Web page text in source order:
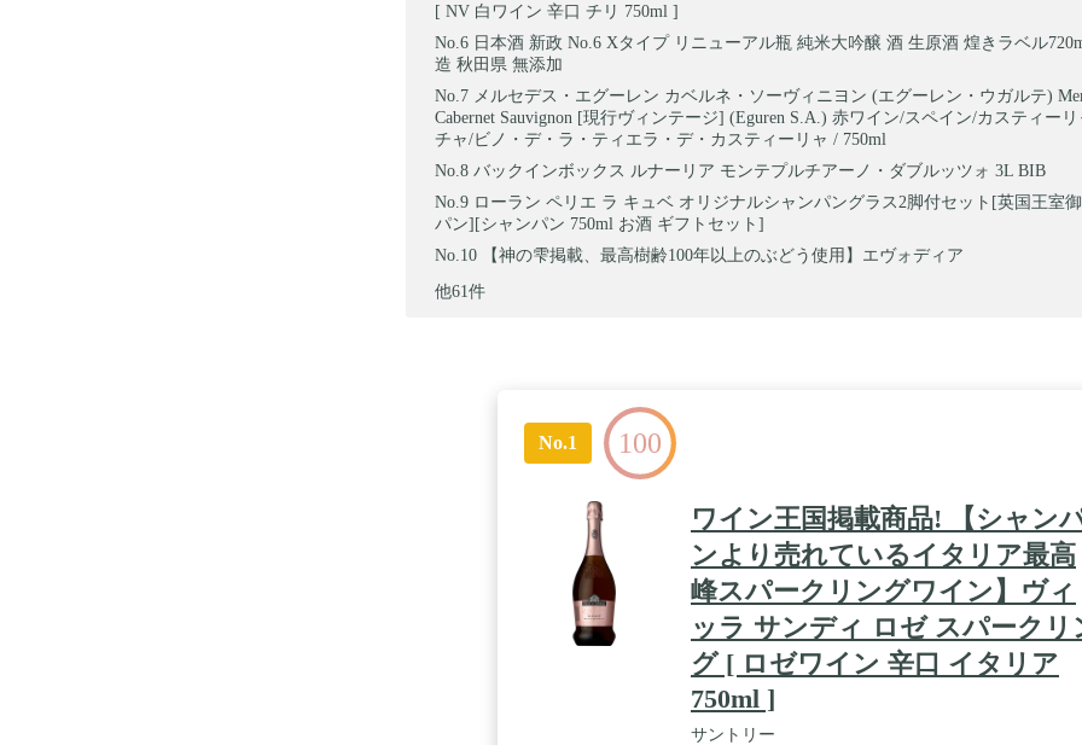
[ NV 白ワイン 辛口 チリ 750ml ]
日本酒 新政 No.6 Xタイプ リニューアル瓶 純米大吟醸 酒 生原酒 煌きラベル
造 秋田県 無添加
メルセデス・エグーレン カベルネ・ソーヴィニヨン (エグーレン・ウガルテ)
Cabernet Sauvignon [現行ヴィンテージ] (Eguren S.A.) 赤ワイン/スペイン/カスティー
チャ/ビノ・デ・ラ・ティエラ・デ・カスティーリャ / 750ml
バックインボックス ルナーリア モンテプルチアーノ・ダブルッツォ 3L BIB
ローラン ペリエ ラ キュベ オリジナルシャンパングラス2脚付セット[英国王室
パン][シャンパン 750ml お酒 ギフトセット]
【神の雫掲載、最高樹齢100年以上のぶどう使用】エヴォディア
他61件
No.1 100
ワイン王国掲載商品! 【シャン
ンより売れているイタリア最高
峰スパークリングワイン】ヴィ
ッラ サンディ ロゼ スパークリ
グ [ ロゼワイン 辛口 イタリア
750ml ]
サントリー